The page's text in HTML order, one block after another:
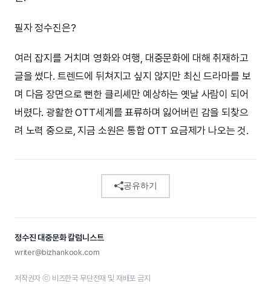
필자 정수진은?
여러 잡지를 거치며 영화와 여행, 대중문화에 대해 취재하고
글을 썼다. 트렌드에 뒤쳐지고 싶지 않지만 최신 드라마를 보
며 다음 장면으로 뻔한 클리셰만 예상하는 옛날 사람이 되어
버렸다. 광활한 OTT세계를 표류하며 잃어버린 감을 되찾으
려 노력 중으로, 지금 소원은 통합 OTT 요금제가 나오는 것.
공유하기
정수진 대중문화 칼럼니스트
writer@bizhankook.com
저작권자 ⓒ 비즈한국 무단전재 및 재배포 금지